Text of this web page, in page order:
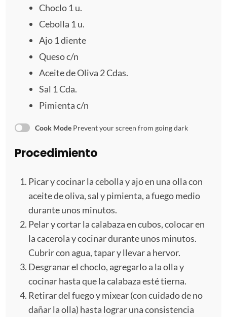
l
l
a
s
l
l
a
s
l
l
a
s
l
l
a
s
l
l
a
Choclo 1 u.
Cebolla 1 u.
Ajo 1diente
Queso c/n
Aceite de Oliva 2 Cdas.
Sal 1Cda.
Pimienta c/n
Cook Mode Prevent your screen from going dark
Procedimiento
Picar y cocinar la cebolla y ajo en una olla con
aceite de oliva, sal y pimienta, a fuego medio
durante unos minutos.
Pelar y cortar la calabaza en cubos, colocar en
la cacerola y cocinar durante unos minutos.
Cubrir con agua, tapar y llevar a hervor.
Desgranar el choclo, agregarlo a la olla y
cocinar hasta que la calabaza esté tierna.
Retirar del fuego y mixear (con cuidado de no
dañar la olla) hasta lograr una consistencia